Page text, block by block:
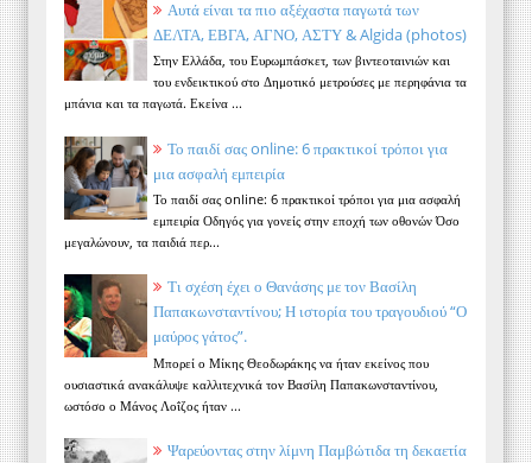
Αυτά είναι τα πιο αξέχαστα παγωτά των
ΔΕΛΤΑ, ΕΒΓΑ, ΑΓΝΟ, ΑΣΤΥ & Algida (photos)
Στην Ελλάδα, του Ευρωμπάσκετ, των βιντεοταινιών και
του ενδεικτικού στο Δημοτικό μετρούσες με περηφάνια τα
μπάνια και τα παγωτά. Εκείνα ...
Το παιδί σας online: 6 πρακτικοί τρόποι για
μια ασφαλή εμπειρία
Το παιδί σας online: 6 πρακτικοί τρόποι για μια ασφαλή
εμπειρία Οδηγός για γονείς στην εποχή των οθονών Όσο
μεγαλώνουν, τα παιδιά περ...
Τι σχέση έχει ο Θανάσης με τον Βασίλη
Παπακωνσταντίνου; Η ιστορία του τραγουδιού “Ο
μαύρος γάτος”.
Μπορεί ο Μίκης Θεοδωράκης να ήταν εκείνος που
ουσιαστικά ανακάλυψε καλλιτεχνικά τον Βασίλη Παπακωνσταντίνου,
ωστόσο ο Μάνος Λοΐζος ήταν ...
Ψαρεύοντας στην λίμνη Παμβώτιδα τη δεκαετία